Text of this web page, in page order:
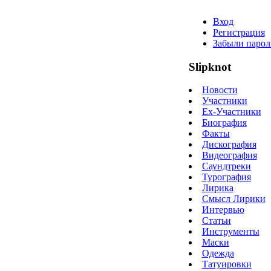
Вход
Регистрация
Забыли
Slipknot
Новости
Участники
Ex-Участники
Биография
Факты
Дискография
Видеография
Саундтреки
Турография
Лирика
Смысл Лирики
Интервью
Статьи
Инструменты
Маски
Одежда
Татуировки